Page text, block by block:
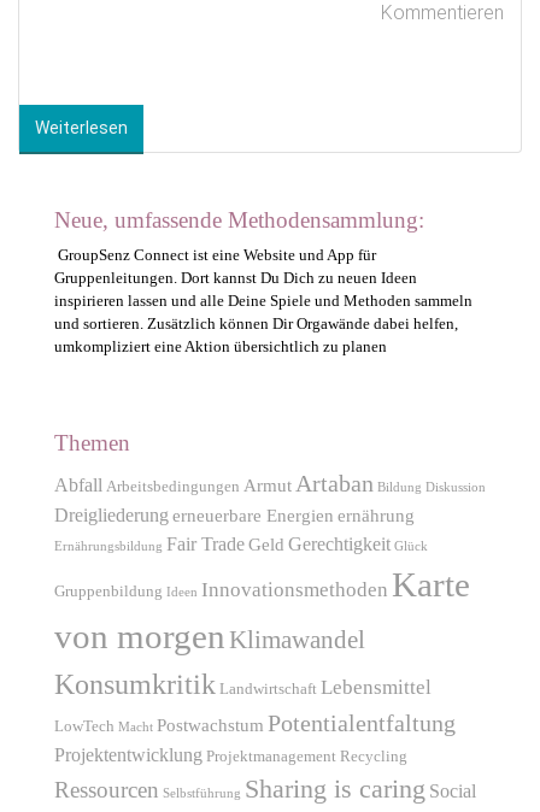
Kommentieren
Weiterlesen
Neue, umfassende Methodensammlung:
GroupSenz Connect ist eine Website und App für
Gruppenleitungen. Dort kannst Du Dich zu neuen Ideen
inspirieren lassen und alle Deine Spiele und Methoden sammeln
und sortieren. Zusätzlich können Dir Orgawände dabei helfen,
umkompliziert eine Aktion übersichtlich zu planen
Themen
Abfall Arbeitsbedingungen Armut Artaban Bildung Diskussion
Dreigliederung erneuerbare Energien ernährung
Ernährungsbildung Fair TradeGeld Gerechtigkeit Glück
Gruppenbildung Ideen Innovationsmethoden Karte
von morgen Klimawandel
Konsumkritik Landwirtschaft Lebensmittel
LowTech Macht Postwachstum Potentialentfaltung
Projektentwicklung Projektmanagement Recycling
Ressourcen Selbstführung Sharing is caring Social